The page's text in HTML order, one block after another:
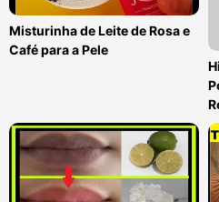
Misturinha de Leite de Rosa e
Café para a Pele